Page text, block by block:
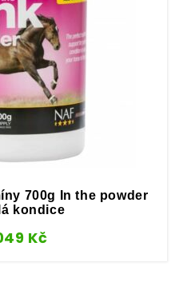
700g In the powder
kondice
Kč